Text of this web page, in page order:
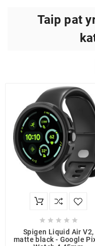
Taip pat
    
Spigen Liquid Air V2,
matte black - Google